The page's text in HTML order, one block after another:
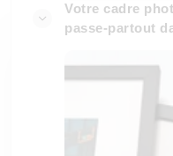
Votre cadre
passe-partout